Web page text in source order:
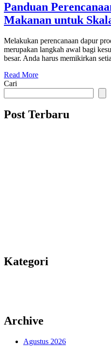
Panduan
Makanan untuk
Melakukan perencanaan dapur
merupakan langkah awal bagi
besar. Anda harus memikirkan
Read More
Cari
Post Terbaru
Kategori
Archive
Agustus 2026